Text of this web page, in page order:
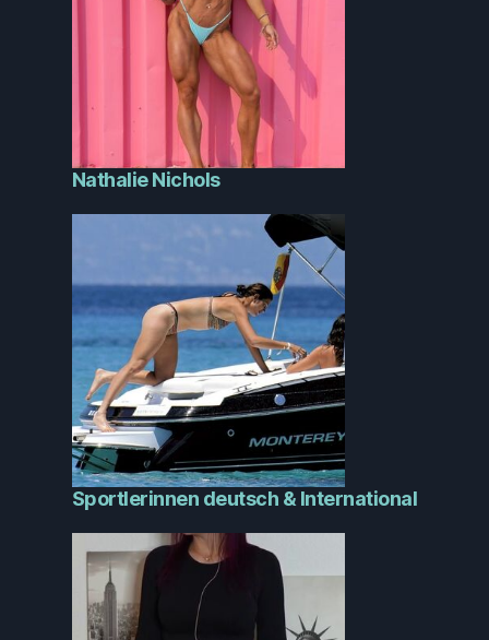
Nathalie Nichols
Sportlerinnen deutsch & International